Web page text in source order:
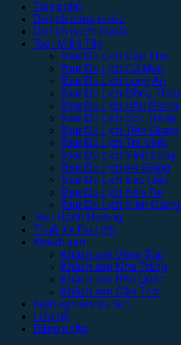
Trang chủ
Du lịch trong nước
Du lịch nước ngoài
Tour Miền Tây
Tour Du Lịch Cần Thơ
Tour Du Lịch Cà Mau
Tour Du Lịch Long An
Tour Du Lịch Đồng Tháp
Tour Du Lịch Hậu Giang
Tour Du Lịch Sóc Trăng
Tour Du Lịch Tiền Giang
Tour Du Lịch Trà Vinh
Tour Du Lịch Vĩnh Long
Tour Du Lịch An Giang
Tour Du Lịch Bạc Liêu
Tour Du Lịch Bến Tre
Tour Du Lịch Kiên Giang
Tour Hành Hương
Thuê Xe Du Lịch
Khách sạn
Khách sạn Vũng Tàu
Khách sạn Nha Trang
Khách sạn Phú Quốc
Khách sạn Cần Thơ
Kinh nghiệm du lịch
Liên hệ
Đăng nhập